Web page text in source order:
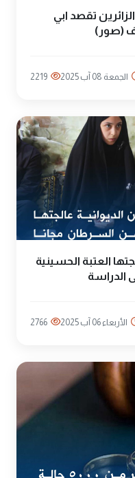
تقصد ابي
(صور)
الجمعة 08 آب 2025 2219
العتبة الحسينية
الدراسة
الأربعاء 06 آب 2025 2766